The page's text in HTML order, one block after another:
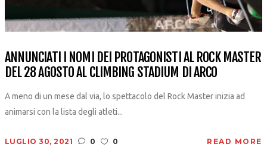
ANNUNCIATI I NOMI DEI PROTAGONISTI AL ROCK MASTER
DEL 28 AGOSTO AL CLIMBING STADIUM DI ARCO
A meno di un mese dal via, lo spettacolo del Rock Master inizia ad
animarsi con la lista degli atleti...
LUGLIO 30, 2021 0 0 READ MORE